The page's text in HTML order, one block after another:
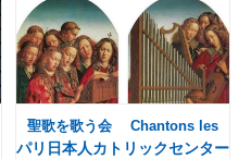
聖歌を歌う会 Chantons les
パリ日本人カトリックセンター